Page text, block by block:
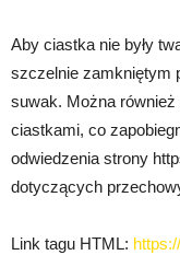
Aby ciastka nie były
szczelnie zamkniętym
suwak. Można również
ciastkami, co
odwiedzenia strony
dotyczących
Link tagu HTML: